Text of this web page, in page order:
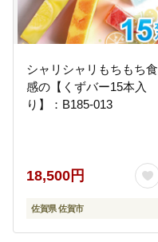
シャリシャリもちもち食
感の【くずバー15本入
り】：B185-013
18,500円
佐賀県 佐賀市